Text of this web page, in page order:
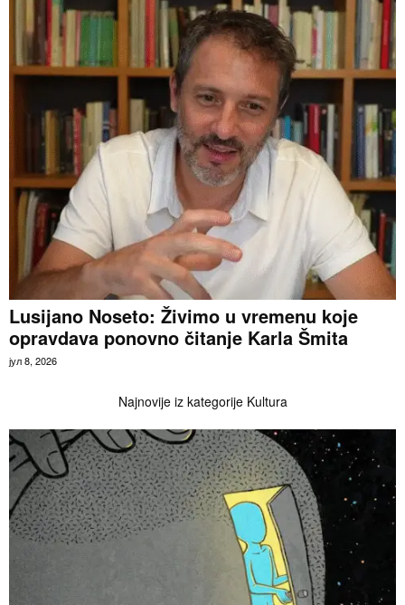
Lusijano Noseto: Živimo u vremenu koje
opravdava ponovno čitanje Karla Šmita
јул 8, 2026
Najnovije iz kategorije Kultura